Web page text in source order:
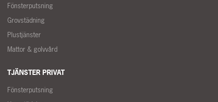
Fönsterputsning
Grovstädning
Plustjänster
Mattor & golvvård
TJÄNSTER PRIVAT
Fönsterputsning